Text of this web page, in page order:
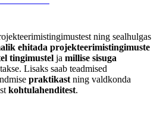
ning sealhulgas
ehitada projekteerimistingimuste
tingimustel ja millise sisuga
Lisaks saab teadmised
praktikast ning valdkonda
kohtulahenditest.